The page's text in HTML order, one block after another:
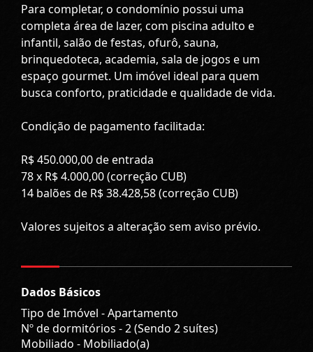
Para completar, o condomínio possui uma
completa área de lazer, com piscina adulto e
infantil, salão de festas, ofurô, sauna,
brinquedoteca, academia, sala de jogos e um
espaço gourmet. Um imóvel ideal para quem
busca conforto, praticidade e qualidade de vida.
Condição de pagamento facilitada:
R$ 450.000,00 de entrada
78 x R$ 4.000,00 (correção CUB)
14 balões de R$ 38.428,58 (correção CUB)
Valores sujeitos a alteração sem aviso prévio.
Dados Básicos
Tipo de Imóvel - Apartamento
Nº de dormitórios - 2 (Sendo 2 suítes)
Mobiliado - Mobiliado(a)